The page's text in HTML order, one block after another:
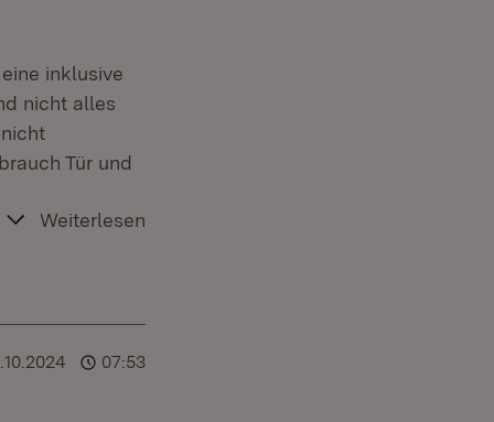
inklusive
nicht alles
Tür und
Weiterlesen
07:53